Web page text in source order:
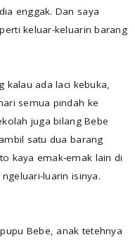
enggak. Dan saya
keluar-keluarin barang
kalau ada laci kebuka,
semua pindah ke
juga bilang Bebe
satu dua barang
kaya emak-emak lain di
luarin isinya.
Bebe, anak tetehnya